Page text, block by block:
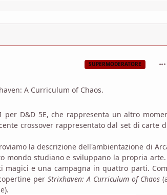
SUPERMODERATORE
A Curriculum of Chaos.
D&D 5E, che rappresenta un altro
crossover rappresentato dal set di carte
la descrizione dell'ambientazione di
studiano e sviluppano la propria arte.
e una campagna in quattro parti.
perStrixhaven: A Curriculum of Chaos